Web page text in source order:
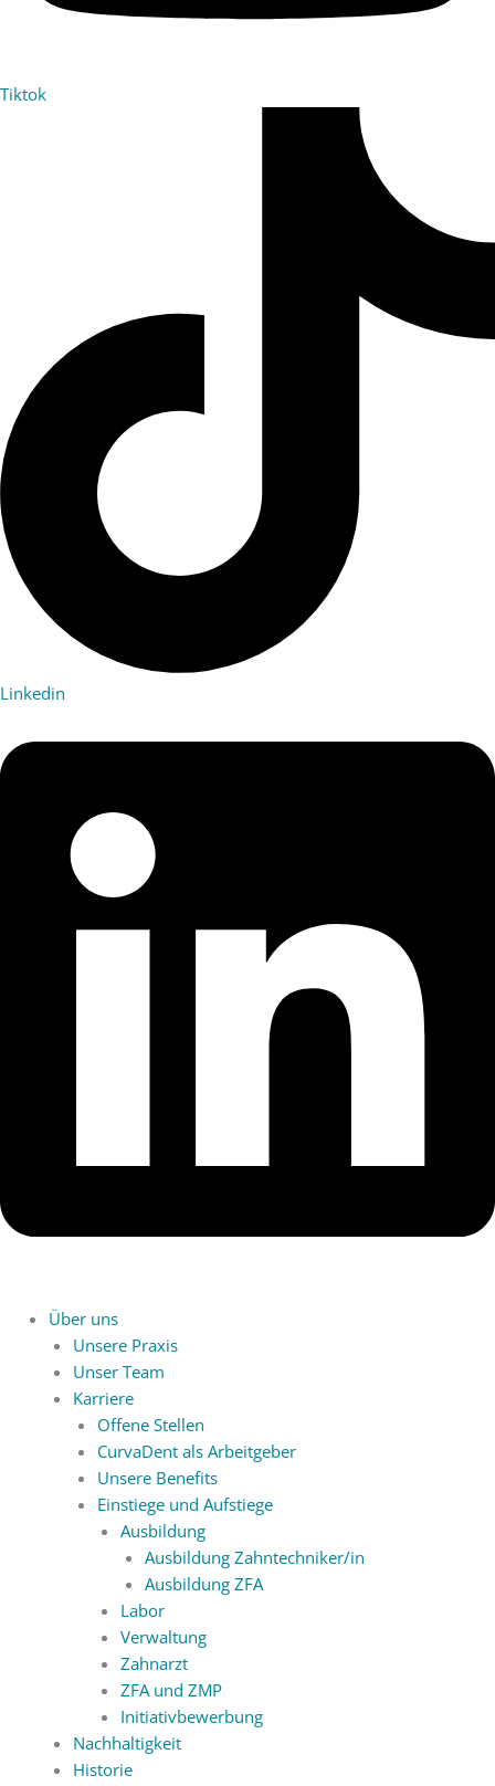
Tiktok
Linkedin
Über uns
Unsere Praxis
Unser Team
Karriere
Offene Stellen
CurvaDent als Arbeitgeber
Unsere Benefits
Einstiege und Aufstiege
Ausbildung
Ausbildung Zahntechniker/in
Ausbildung ZFA
Labor
Verwaltung
Zahnarzt
ZFA und ZMP
Initiativbewerbung
Nachhaltigkeit
Historie